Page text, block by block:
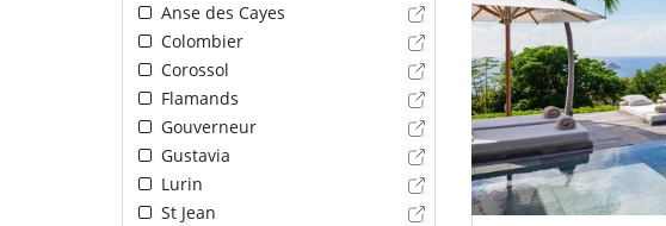
Anse des Cayes
Colombier
Corossol
Flamands
Gouverneur
Gustavia
Lurin
St Jean